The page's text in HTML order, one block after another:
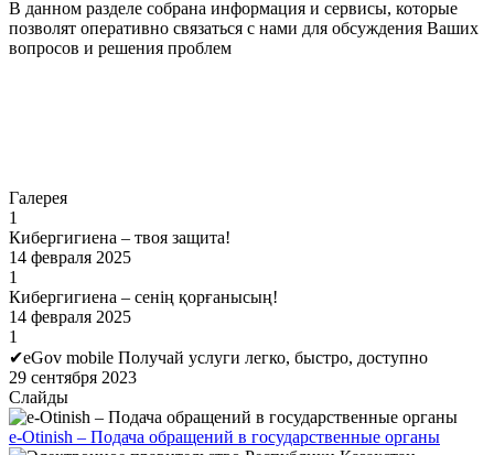
В данном разделе собрана информация и сервисы, которые
позволят оперативно связаться с нами для обсуждения Ваших
вопросов и решения проблем
Галерея
1
Кибергигиена – твоя защита!
14 февраля 2025
1
Кибергигиена – сенің қорғанысың!
14 февраля 2025
1
✔eGov mobile Получай услуги легко, быстро, доступно
29 сентября 2023
Слайды
e-Otinish – Подача обращений в государственные органы